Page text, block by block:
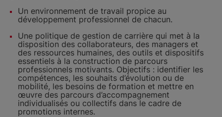
Un environnement de travail propice au
développement professionnel de chacun.
Une politique de gestion de carrière qui met à la
disposition des collaborateurs, des managers et
des ressources humaines, des outils et dispositifs
essentiels à la construction de parcours
professionnels motivants. Objectifs : identifier les
compétences, les souhaits d’évolution ou de
mobilité, les besoins de formation et mettre en
œuvre des parcours d’accompagnement
individualisés ou collectifs dans le cadre de
promotions internes.